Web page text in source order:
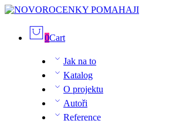
0Cart
Jak na to
Katalog
O projektu
Autoři
Reference